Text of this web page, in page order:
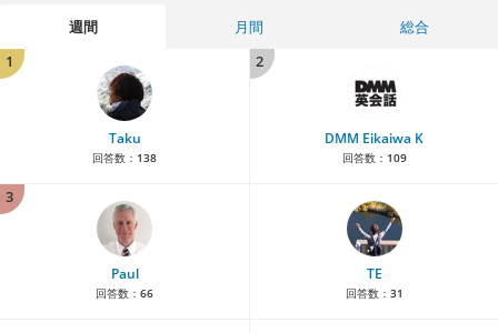
週間 月間
総合
1
Taku
回答数： 138
2
DMM Eikaiwa K
回答数： 109
3
Paul
回答数： 66
TE
回答数： 31